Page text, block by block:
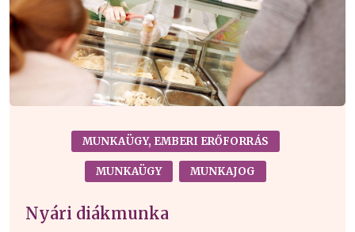
MUNKAÜGY, EMBERI ERŐFORRÁS
MUNKAÜGY MUNKAJOG
Nyári diákmunka